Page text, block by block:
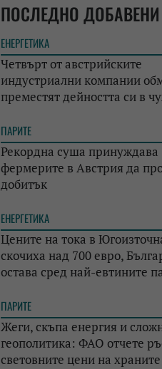
ПОСЛЕДНО ДОБАВЕНИ
ЕНЕРГЕТИКА
Четвърт от австрийските
индустриални компании
преместят дейността си в
ПАРИТЕ
Рекордна суша принуждава
фермерите в Австрия да
добитък
ЕНЕРГЕТИКА
Цените на тока в
скочиха над 700 евро,
остава сред най-евтините
ПАРИТЕ
Жеги, скъпа енергия и
геополитика: ФАО отчете
световните цени на храните